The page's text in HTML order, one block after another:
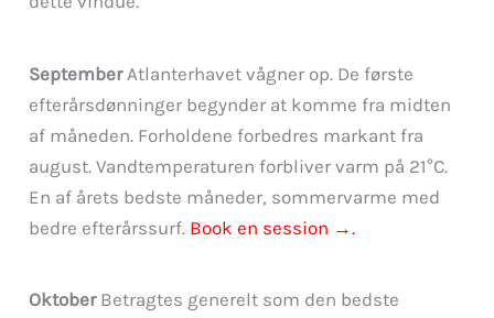
SeptemberAtlanterhavet vågner op. De første
efterårsdønninger begynder at komme fra midten
af måneden. Forholdene forbedres markant fra
august. Vandtemperaturen forbliver varm på 21°C.
En af årets bedste måneder, sommervarme med
bedre efterårssurf. Book en session →.
OktoberBetragtes generelt som den bedste